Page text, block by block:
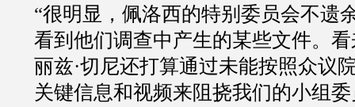
“很明显，佩洛西的特别委员会不遗
看到他们调查中产生的某些文件。
丽兹·切尼还打算通过未能按照众议
关键信息和视频来阻挠我们的小组